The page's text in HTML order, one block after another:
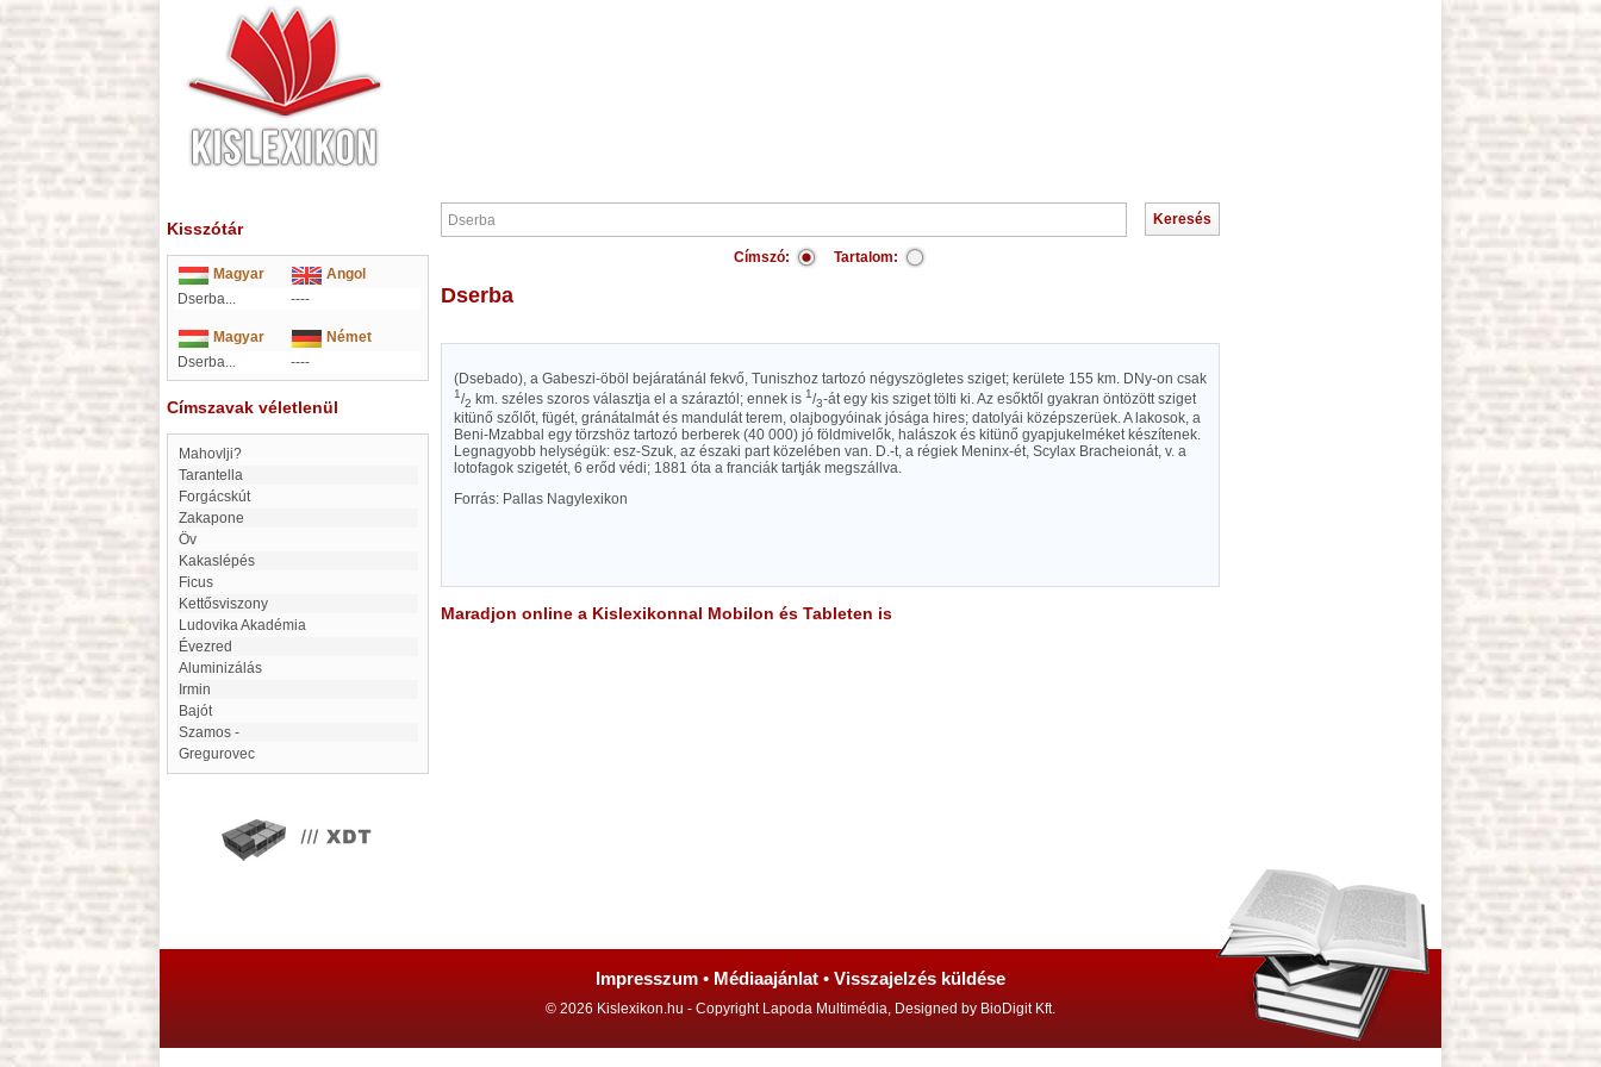
Kisszótár
Magyar
Angol
Dserba...
----
Magyar
Német
Dserba...
----
Címszavak véletlenül
Mahovlji?
Tarantella
Forgácskút
Zakapone
öv
Kakaslépés
Ficus
Kettősviszony
Ludovika Akadémia
Évezred
Aluminizálás
Irmin
Bajót
Szamos -
Gregurovec
Címszó: Tartalom:
Dserba
(Dsebado), a Gabeszi-öböl bejáratánál fekvő, Tuniszhoz tartozó négyszögletes sziget; kerülete 155 km. DNy-on csak
1/2 km. széles szoros választja el a száraztól; ennek is 1/3-át egy kis sziget tölti ki. Az esőktől gyakran öntözött sziget
kitünő szőlőt, fügét, gránátalmát és mandulát terem, olajbogyóinak jósága hires; datolyái középszerüek. A lakosok, a
Beni-Mzabbal egy törzshöz tartozó berberek (40 000) jó földmivelők, halászok és kitünő gyapjukelméket készítenek.
Legnagyobb helységük: esz-Szuk, az északi part közelében van. D.-t, a régiek Meninx-ét, Scylax Bracheionát, v. a
lotofagok szigetét, 6 erőd védi; 1881 óta a franciák tartják megszállva.
Forrás: Pallas Nagylexikon
Maradjon online a Kislexikonnal Mobilon és Tableten is
Impresszum • Médiaajánlat • Visszajelzés küldése
© 2026 Kislexikon.hu - Copyright Lapoda Multimédia, Designed by BioDigit Kft.